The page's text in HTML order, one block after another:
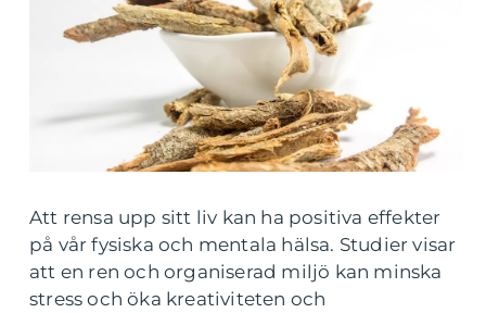
Att rensa upp sitt liv kan ha positiva effekter
på vår fysiska och mentala hälsa. Studier visar
att en ren och organiserad miljö kan minska
stress och öka kreativiteten och